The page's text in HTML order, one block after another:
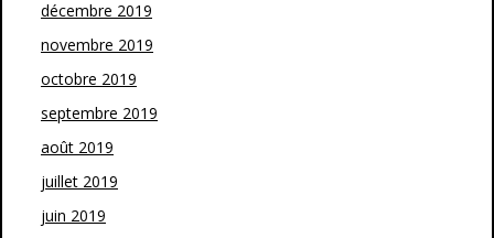
décembre 2019
novembre 2019
octobre 2019
septembre 2019
août 2019
juillet 2019
juin 2019